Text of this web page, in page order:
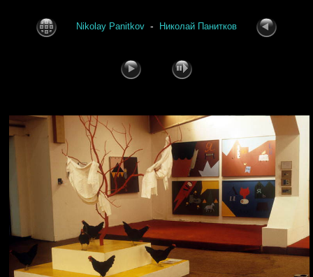
Nikolay Panitkov - Николай Панитков